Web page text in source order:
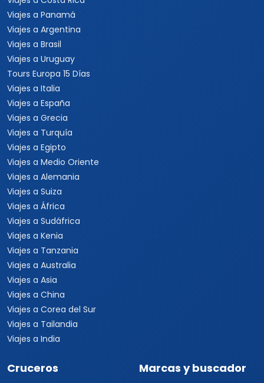
Viajes a Panamá
Viajes a Argentina
Viajes a Brasil
Viajes a Uruguay
Tours Europa 15 Días
Viajes a Italia
Viajes a España
Viajes a Grecia
Viajes a Turquía
Viajes a Egipto
Viajes a Medio Oriente
Viajes a Alemania
Viajes a Suiza
Viajes a África
Viajes a Sudáfrica
Viajes a Kenia
Viajes a Tanzania
Viajes a Australia
Viajes a Asia
Viajes a China
Viajes a Corea del Sur
Viajes a Tailandia
Viajes a India
Cruceros Marcas y buscador